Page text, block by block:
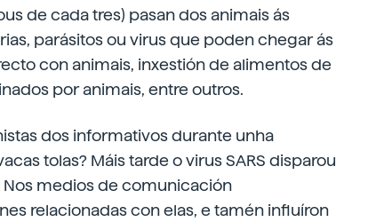
de cada tres) pasan dos animais ás
parásitos ou virus que poden chegar ás
con animais, inxestión de alimentos de
por animais, entre outros.
dos informativos durante unha
tolas? Máis tarde o virus SARS disparou
Nos medios de comunicación
relacionadas con elas, e tamén influíron